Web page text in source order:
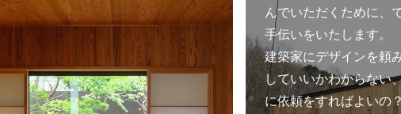
んでいただくために、
手伝いをいたします。
建築家にデザインを頼
していいかわからない
に依頼をすればよいの